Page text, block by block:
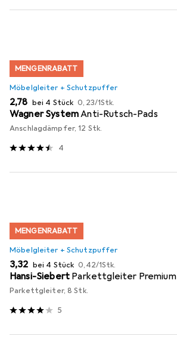
MENGENRABATT
Möbelgleiter + Schutzpuffer
EUR
2,78 bei 4 Stück EUR
0,23/1Stk.
Wagner SystemAnti-Rutsch-Pads
Anschlagdämpfer, 12 Stk.
4
MENGENRABATT
Möbelgleiter + Schutzpuffer
EUR
3,32 bei 4 Stück EUR
0,42/1Stk.
Hansi-Siebert Parkettgleiter Premium
Parkettgleiter, 8 Stk.
5